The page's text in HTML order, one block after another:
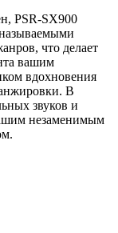
PSR-SX900
что делает
вашим
вдохновения
В
звуков и
незаменимым